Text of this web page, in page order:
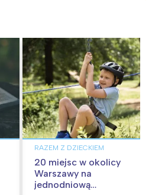
RAZEM Z DZIECKIEM
20 miejsc w okolicy
Warszawy na
jednodniową